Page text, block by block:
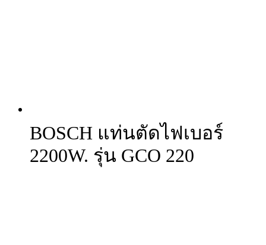
BOSCH แท่นตัดไฟเบอร์
2200W. รุ่น GCO 220